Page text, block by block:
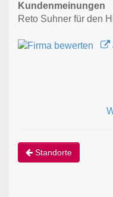
Kundenmeinungen
Reto Suhner für den
Standorte